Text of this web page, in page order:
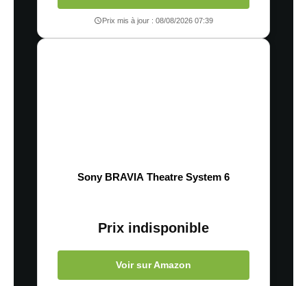
Prix mis à jour : 08/08/2026 07:39
Sony BRAVIA Theatre System 6
Prix indisponible
Voir sur Amazon